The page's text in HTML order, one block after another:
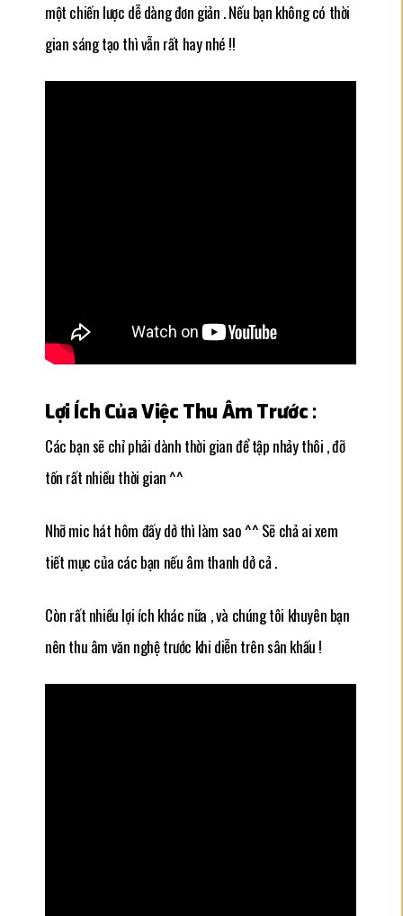
một chiến lược dễ dàng đơn giản . Nếu bạn không có thời
gian sáng tạo thì vẫn rất hay nhé !!
Lợi Ích Của Việc Thu Âm Trước :
Các bạn sẽ chỉ phải dành thời gian để tập nhảy thôi , đỡ
tốn rất nhiều thời gian ^^
Nhỡ mic hát hôm đấy dở thì làm sao ^^ Sẽ chả ai xem
tiết mục của các bạn nếu âm thanh dở cả .
Còn rất nhiều lợi ích khác nữa , và chúng tôi khuyên bạn
nên thu âm văn nghệ trước khi diễn trên sân khấu !